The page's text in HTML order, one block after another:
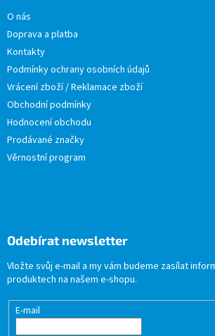
O nás
Doprava a platba
Kontakty
Podmínky ochrany osobních údajů
Vrácení zboží / Reklamace zboží
Obchodní podmínky
Hodnocení obchodu
Prodávané značky
Věrnostní program
Odebírat newsletter
Vložte svůj e-mail a my vám budeme zasílat
produktech na našem e-shopu.
E-mail